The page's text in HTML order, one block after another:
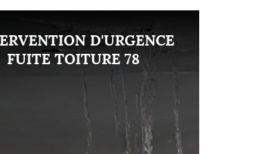
D'URGENCE
FUITE TOITURE 78